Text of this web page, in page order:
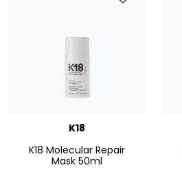
K18
K18 Molecular Repair
Mask 50ml